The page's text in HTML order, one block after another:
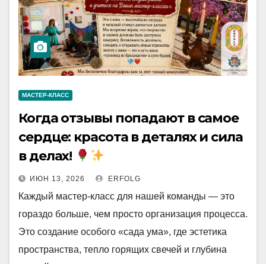
МАСТЕР-КЛАСС
Когда отзывы попадают в самое
сердце: красота в деталях и сила
в делах!
ИЮН 13, 2026 ERFOLG
Каждый мастер-класс для нашей команды — это
гораздо больше, чем просто организация процесса.
Это создание особого «сада ума», где эстетика
пространства, тепло горящих свечей и глубина